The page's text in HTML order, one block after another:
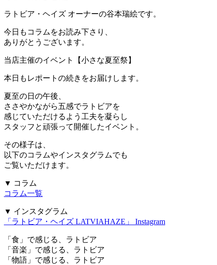
ラトビア・ヘイズ オーナーの谷本瑞絵です。
今日もコラムをお読み下さり、
ありがとうございます。
当店主催のイベント【小さな夏至祭】
本日もレポートの続きをお届けします。
夏至の日の午後、
ささやかながら五感でラトビアを
感じていただけるよう工夫を凝らし
スタッフと頑張って開催したイベント。
その様子は、
以下のコラムやインスタグラムでも
ご覧いただけます。
▼ コラム
コラム一覧
▼ インスタグラム
「ラトビア・ヘイズ LATVIAHAZE」 Instagram
「食」で感じる、ラトビア
「音楽」で感じる、ラトビア
「物語」で感じる、ラトビア